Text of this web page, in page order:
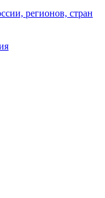
регионов, стран